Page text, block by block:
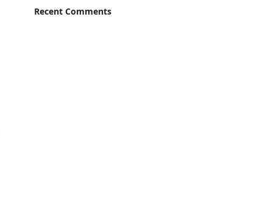
Recent Comments